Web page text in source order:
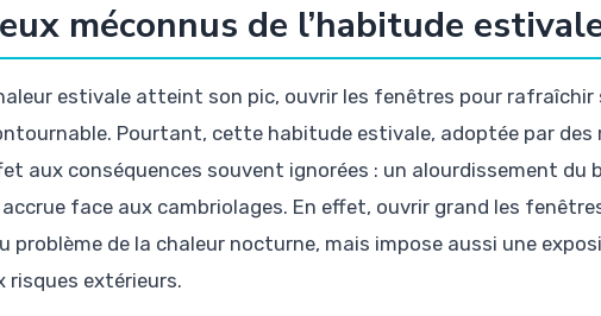
méconnus de l’habitude
estivale atteint son pic, ouvrir les fenêtres pour
Pourtant, cette habitude estivale, adoptée par des
aux conséquences souvent ignorées : un alourdissement du
face aux cambriolages. En effet, ouvrir grand les
problème de la chaleur nocturne, mais impose aussi une
risques extérieurs.